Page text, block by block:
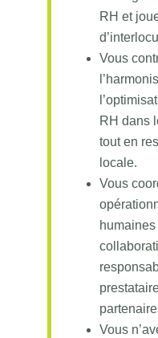
RH et
Vous
RH dans
tout en
locale.
Vous
Vous